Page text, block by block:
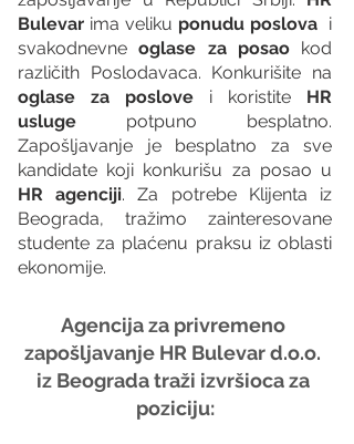
Bulevar ima veliku ponudu poslova
  i
svakodnevne oglase za posao kod
oglase za poslove i koristite HR
usluge potpuno besplatno.
Zapošljavanje je besplatno za sve
HR agenciji. Za potrebe Klijenta iz
Beograda, tražimo zainteresovane
studente za plaćenu praksu iz oblasti
ekonomije.
Agencija za privremeno
zapošljavanje HR Bulevar d.o.o.
iz Beograda traži izvršioca za
poziciju: